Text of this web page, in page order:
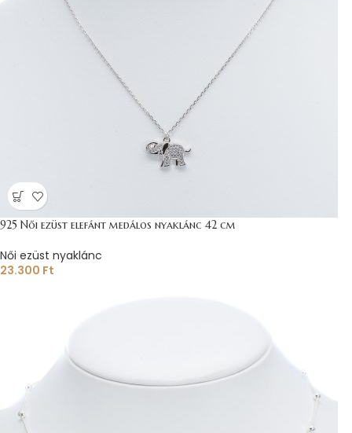
925 Női ezüst elefánt medálos nyaklánc 42 cm
Női ezüst nyaklánc
23.300 Ft